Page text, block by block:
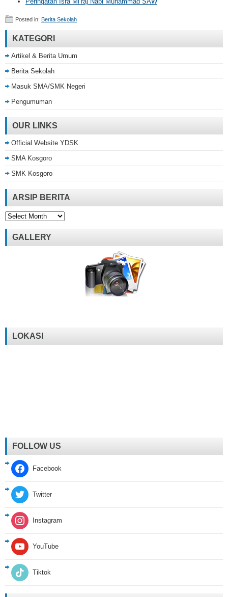
Posted in: Berita Sekolah
KATEGORI
Artikel & Berita Umum
Berita Sekolah
Masuk SMA/SMK Negeri
Pengumuman
OUR LINKS
Official Website YDSK
SMA Kosgoro
SMK Kosgoro
ARSIP BERITA
Arsip
Berita
GALLERY
LOKASI
FOLLOW US
Facebook
Twitter
Instagram
YouTube
Tiktok